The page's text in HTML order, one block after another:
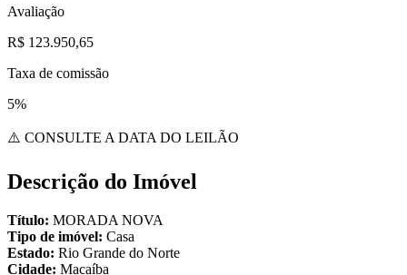
Avaliação
R$ 123.950,65
Taxa de comissão
5%
⚠️ CONSULTE A DATA DO LEILÃO
Descrição do Imóvel
Título: MORADA NOVA
Tipo de imóvel: Casa
Estado: Rio Grande do Norte
Cidade: Macaíba